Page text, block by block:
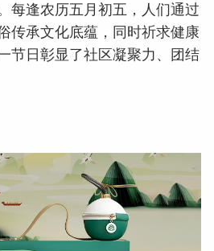
每逢农历五月初五，人们通过
传承文化底蕴，同时祈求健康
节日彰显了社区凝聚力、团结